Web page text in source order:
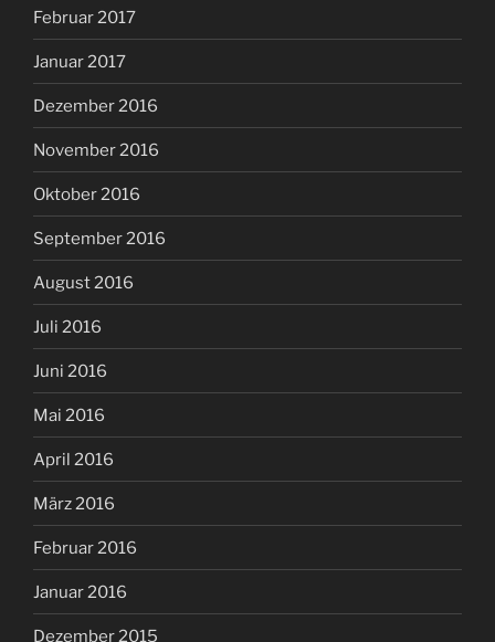
Februar 2017
Januar 2017
Dezember 2016
November 2016
Oktober 2016
September 2016
August 2016
Juli 2016
Juni 2016
Mai 2016
April 2016
März 2016
Februar 2016
Januar 2016
Dezember 2015